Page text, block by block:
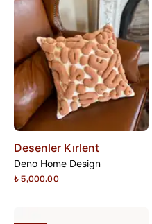
Desenler Kırlent
Deno Home Design
₺ 5,000.00